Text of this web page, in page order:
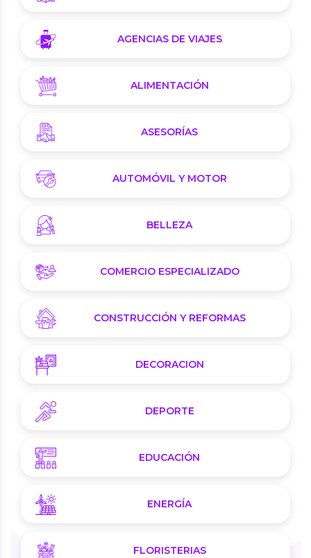
AGENCIAS DE VIAJES
ALIMENTACIÓN
ASESORÍAS
AUTOMÓVIL Y MOTOR
BELLEZA
COMERCIO ESPECIALIZADO
CONSTRUCCIÓN Y REFORMAS
DECORACION
DEPORTE
EDUCACIÓN
ENERGÍA
FLORISTERIAS